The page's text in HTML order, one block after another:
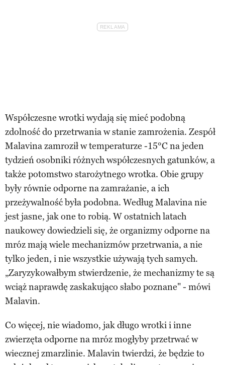
Współczesne wrotki wydają się mieć podobną
zdolność do przetrwania w stanie zamrożenia. Zespół
Malavina zamroził w temperaturze -15°C na jeden
tydzień osobniki różnych współczesnych gatunków, a
także potomstwo starożytnego wrotka. Obie grupy
były równie odporne na zamrażanie, a ich
przeżywalność była podobna. Według Malavina nie
jest jasne, jak one to robią. W ostatnich latach
naukowcy dowiedzieli się, że organizmy odporne na
mróz mają wiele mechanizmów przetrwania, a nie
tylko jeden, i nie wszystkie używają tych samych.
„Zaryzykowałbym stwierdzenie, że mechanizmy te są
wciąż naprawdę zaskakująco słabo poznane" - mówi
Malavin.
Co więcej, nie wiadomo, jak długo wrotki i inne
zwierzęta odporne na mróz mogłyby przetrwać w
wiecznej zmarzlinie. Malavin twierdzi, że będzie to